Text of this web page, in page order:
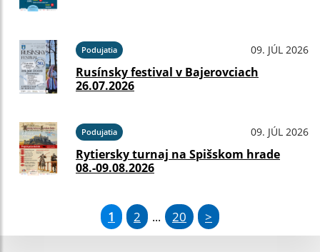
Podujatia 09. JÚL 2026
Rusínsky festival v Bajerovciach
26.07.2026
Podujatia 09. JÚL 2026
Rytiersky turnaj na Spišskom hrade
08.-09.08.2026
1 2 ... 20 >